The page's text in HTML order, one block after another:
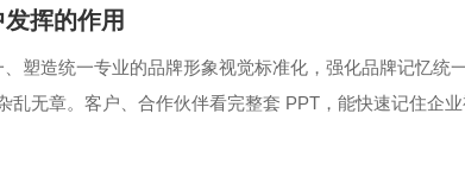
挥的作用
塑造统一专业的品牌形象视觉标准化，强化品牌记忆统
无章。客户、合作伙伴看完整套 PPT，能快速记住企